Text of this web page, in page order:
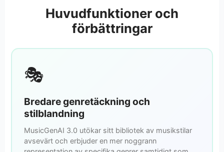
Huvudfunktioner och
förbättringar
🎭
Bredare genretäckning och
stilblandning
MusicGenAI 3.0 utökar sitt bibliotek av musikstilar
avsevärt och erbjuder en mer noggrann